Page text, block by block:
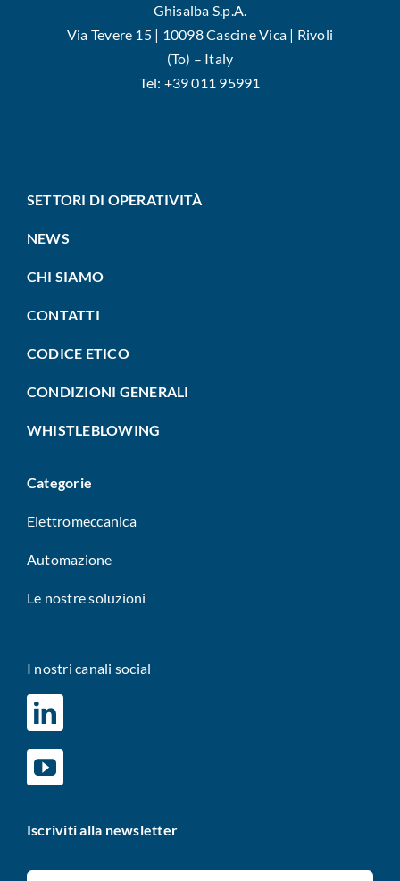
Ghisalba S.p.A.
Via Tevere 15 | 10098 Cascine Vica | Rivoli
(To) – Italy
Tel: +39 011 95991
SETTORI DI OPERATIVITÀ
NEWS
CHI SIAMO
CONTATTI
CODICE ETICO
CONDIZIONI GENERALI
WHISTLEBLOWING
Categorie
Elettromeccanica
Automazione
Le nostre soluzioni
I nostri canali social
Iscriviti alla newsletter